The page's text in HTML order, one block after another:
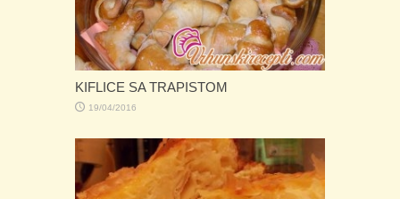
KIFLICE SA TRAPISTOM
19/04/2016